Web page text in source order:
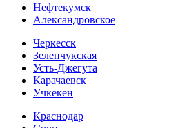
Нефтекумск
Александровское
Черкесск
Зеленчукская
Усть-Джегута
Карачаевск
Учкекен
Краснодар